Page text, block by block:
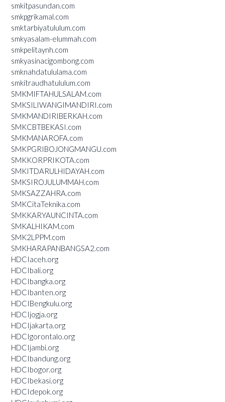
smkitpasundan.com
smkpgrikamal.com
smktarbiyatululum.com
smkyasalam-elummah.com
smkpelitaynh.com
smkyasinacigombong.com
smknahdatululama.com
smkitraudhatululum.com
SMKMIFTAHULSALAM.com
SMKSILIWANGIMANDIRI.com
SMKMANDIRIBERKAH.com
SMKCBTBEKASI.com
SMKMANAROFA.com
SMKPGRIBOJONGMANGU.com
SMKKORPRIKOTA.com
SMKITDARULHIDAYAH.com
SMKSIROJULUMMAH.com
SMKSAZZAHRA.com
SMKCitaTeknika.com
SMKKARYAUNCINTA.com
SMKALHIKAM.com
SMK2LPPM.com
SMKHARAPANBANGSA2.com
HDCIaceh.org
HDCIbali.org
HDCIbangka.org
HDCIbanten.org
HDCIBengkulu.org
HDCIjogja.org
HDCIjakarta.org
HDCIgorontalo.org
HDCIjambi.org
HDCIbandung.org
HDCIbogor.org
HDCIbekasi.org
HDCIdepok.org